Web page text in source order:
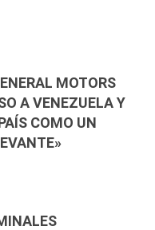
MOTORS
A VENEZUELA Y
COMO UN